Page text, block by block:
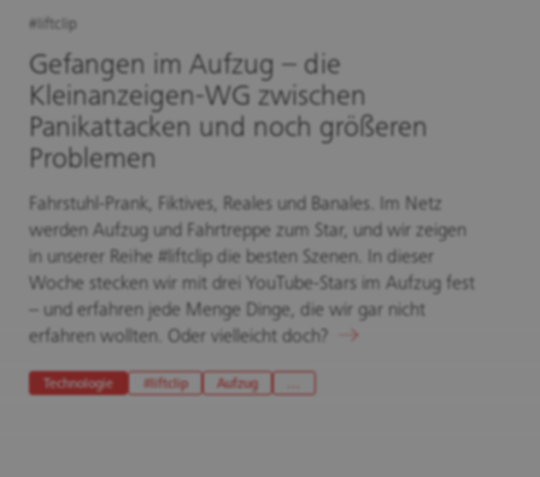
#liftclip
Gefangen im Aufzug – die
Kleinanzeigen-WG zwischen
Panikattacken und noch größeren
Problemen
Fahrstuhl-Prank, Fiktives, Reales und Banales. Im Netz
werden Aufzug und Fahrtreppe zum Star, und wir zeigen
in unserer Reihe #liftclip die besten Szenen. In dieser
Woche stecken wir mit drei YouTube-Stars im Aufzug fest
– und erfahren jede Menge Dinge, die wir gar nicht
erfahren wollten. Oder vielleicht doch?
Technologie #liftclip Aufzug